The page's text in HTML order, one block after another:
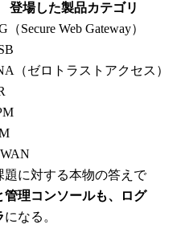
登場した製品カテゴリ
（Secure Web Gateway）
（ゼロトラストアクセス）
題に対する本物の答えで
管理コンソールも、ログ
になる。